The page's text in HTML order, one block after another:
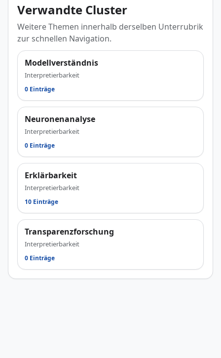
Verwandte Cluster
Weitere Themen innerhalb derselben Unterrubrik
zur schnellen Navigation.
Modellverständnis
Interpretierbarkeit
0 Einträge
Neuronenanalyse
Interpretierbarkeit
0 Einträge
Erklärbarkeit
Interpretierbarkeit
10 Einträge
Transparenzforschung
Interpretierbarkeit
0 Einträge